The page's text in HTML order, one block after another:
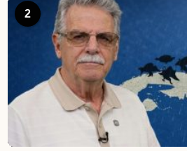
2